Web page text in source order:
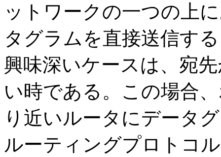
ットワークの一つの上
タグラムを直接送信す
興味深いケースは、宛
い時である。この場合
り近いルータにデータ
ルーティングプロトコ